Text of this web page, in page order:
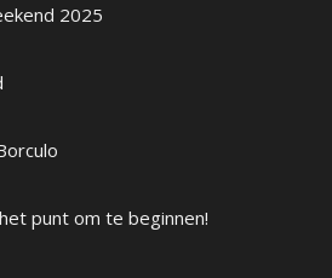
2025
punt om te beginnen!